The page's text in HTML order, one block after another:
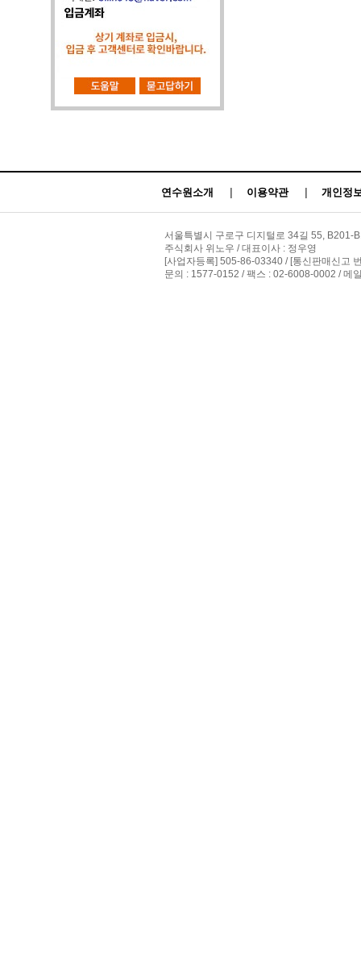
연수원소개 이용약관 개인정
서울특별시 구로구 디지털로 34길 55, B201-
주식회사 위노우 / 대표이사 : 정우영
[사업자등록] 505-86-03340 / [통신판매신고
문의 : 1577-0152 / 팩스 : 02-6008-0002 / 메